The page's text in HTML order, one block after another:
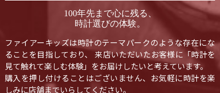
100年先まで心に残る、
時計選びの体験。
ファイアーキッズは時計のテーマパークのような存在にな
ることを目指しており、 来店いただいたお客様に「時計を
見て触れて楽しむ体験」をお届けしたいと考えています。
購入を押し付けることはございません、お気軽に時計を楽
しみに店舗までいらしてください。